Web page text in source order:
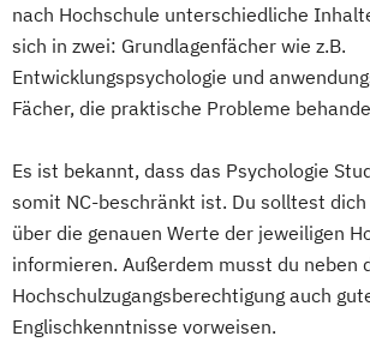
nach Hochschule unterschiedliche
sich in zwei: Grundlagenfächer wie z.B.
Entwicklungspsychologie und
Fächer, die praktische Probleme
Es ist bekannt, dass das Psychologie
somit NC-beschränkt ist. Du solltest
über die genauen Werte der jeweiligen
informieren. Außerdem musst du neben
Hochschulzugangsberechtigung auch
Englischkenntnisse vorweisen.